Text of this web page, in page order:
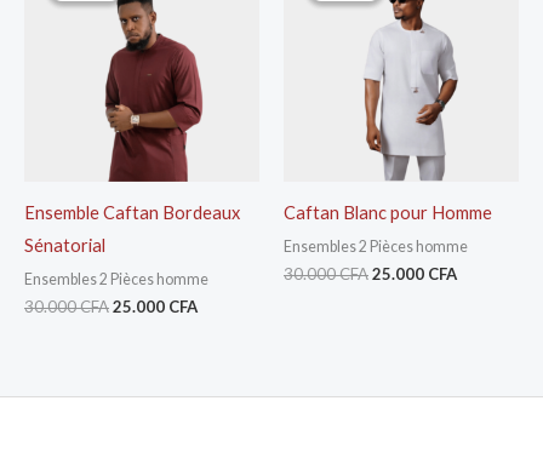
Ensemble Caftan Bordeaux
Sénatorial
Ensembles 2 Pièces homme
30.000CFA
était :
30.000 CFA.
25.000 CFA
Caftan Blanc pour Homme
Ensembles 2 Pièces homme
30.000CFA
était :
30.000 CFA.
25.000 CFA